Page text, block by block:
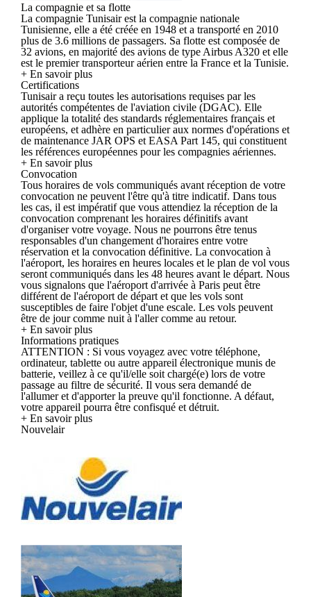
La compagnie et sa flotte
La compagnie Tunisair est la compagnie nationale
Tunisienne, elle a été créée en 1948 et a transporté en 2010
plus de 3.6 millions de passagers. Sa flotte est composée de
32 avions, en majorité des avions de type Airbus A320 et elle
est le premier transporteur aérien entre la France et la Tunisie.
+ En savoir plus
Certifications
Tunisair a reçu toutes les autorisations requises par les
autorités compétentes de l'aviation civile (DGAC). Elle
applique la totalité des standards réglementaires français et
européens, et adhère en particulier aux normes d'opérations et
de maintenance JAR OPS et EASA Part 145, qui constituent
les références européennes pour les compagnies aériennes.
+ En savoir plus
Convocation
Tous horaires de vols communiqués avant réception de votre
convocation ne peuvent l'être qu'à titre indicatif. Dans tous
les cas, il est impératif que vous attendiez la réception de la
convocation comprenant les horaires définitifs avant
d'organiser votre voyage. Nous ne pourrons être tenus
responsables d'un changement d'horaires entre votre
réservation et la convocation définitive. La convocation à
l'aéroport, les horaires en heures locales et le plan de vol vous
seront communiqués dans les 48 heures avant le départ. Nous
vous signalons que l'aéroport d'arrivée à Paris peut être
différent de l'aéroport de départ et que les vols sont
susceptibles de faire l'objet d'une escale. Les vols peuvent
être de jour comme nuit à l'aller comme au retour.
+ En savoir plus
Informations pratiques
ATTENTION : Si vous voyagez avec votre téléphone,
ordinateur, tablette ou autre appareil électronique munis de
batterie, veillez à ce qu'il/elle soit chargé(e) lors de votre
passage au filtre de sécurité. Il vous sera demandé de
l'allumer et d'apporter la preuve qu'il fonctionne. A défaut,
votre appareil pourra être confisqué et détruit.
+ En savoir plus
Nouvelair